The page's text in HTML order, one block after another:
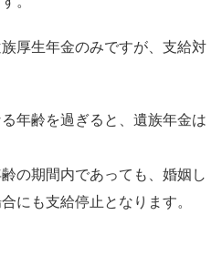
厚生年金のみですが、支給対
年齢を過ぎると、遺族年金は
の期間内であっても、婚姻し
にも支給停止となります。